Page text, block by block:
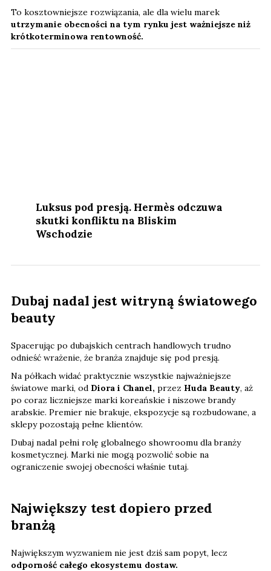
To kosztowniejsze rozwiązania, ale dla wielu marek
utrzymanie obecności na tym rynku jest ważniejsze niż
krótkoterminowa rentowność.
Luksus pod presją. Hermès odczuwa
skutki konfliktu na Bliskim
Wschodzie
Dubaj nadal jest witryną światowego
beauty
Spacerując po dubajskich centrach handlowych trudno
odnieść wrażenie, że branża znajduje się pod presją.
Na półkach widać praktycznie wszystkie najważniejsze
światowe marki, od Diora i Chanel, przez Huda Beauty, aż
po coraz liczniejsze marki koreańskie i niszowe brandy
arabskie. Premier nie brakuje, ekspozycje są rozbudowane, a
sklepy pozostają pełne klientów.
Dubaj nadal pełni rolę globalnego showroomu dla branży
kosmetycznej. Marki nie mogą pozwolić sobie na
ograniczenie swojej obecności właśnie tutaj.
Największy test dopiero przed
branżą
Największym wyzwaniem nie jest dziś sam popyt, lecz
odporność całego ekosystemu dostaw.